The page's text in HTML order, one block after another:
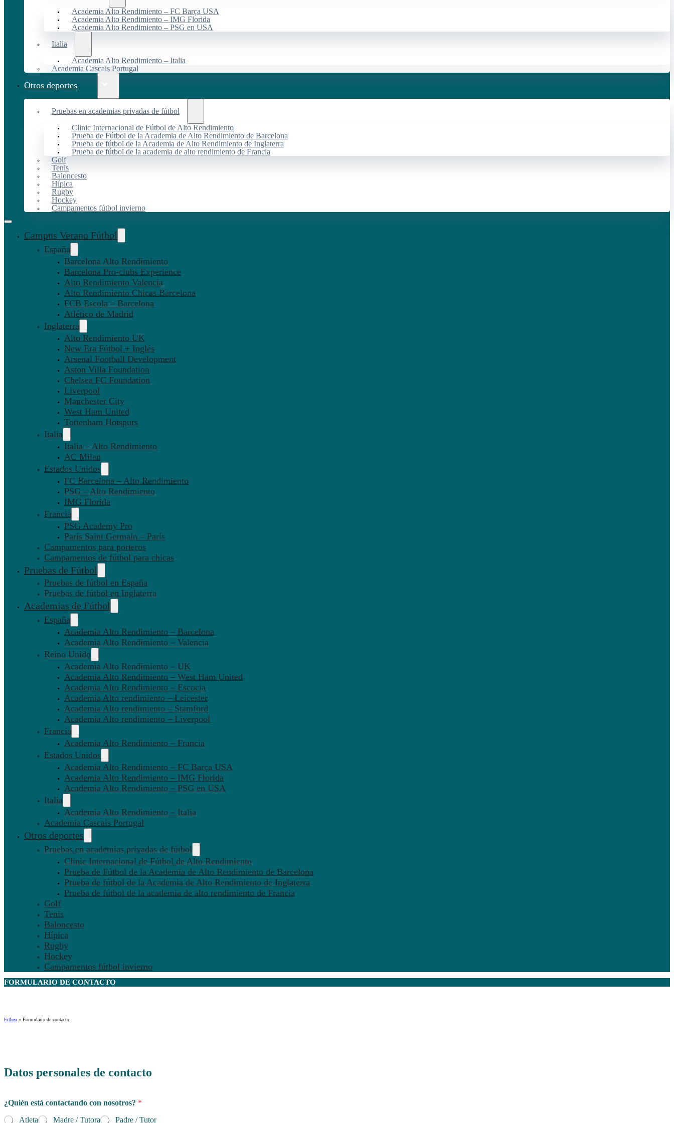
Academia Alto Rendimiento – FC Barça USA
Academia Alto Rendimiento – IMG Florida
Academia Alto Rendimiento – PSG en USA
Italia
Academia Alto Rendimiento – Italia
Academia Cascais Portugal
Otros deportes
Pruebas en academias privadas de fútbol
Clinic Internacional de Fútbol de Alto Rendimiento
Prueba de Fútbol de la Academia de Alto Rendimiento de Barcelona
Prueba de fútbol de la Academia de Alto Rendimiento de Inglaterra
Prueba de fútbol de la academia de alto rendimiento de Francia
Golf
Tenis
Baloncesto
Hípica
Rugby
Hockey
Campamentos fútbol invierno
Campus Verano Fútbol
España
Barcelona Alto Rendimiento
Barcelona Pro-clubs Experience
Alto Rendimiento Valencia
Alto Rendimiento Chicas Barcelona
FCB Escola – Barcelona
Atlético de Madrid
Inglaterra
Alto Rendimiento UK
New Era Fútbol + Inglés
Arsenal Football Development
Aston Villa Foundation
Chelsea FC Foundation
Liverpool
Manchester City
West Ham United
Tottenham Hotspurs
Italia
Italia – Alto Rendimiento
AC Milan
Estados Unidos
FC Barcelona – Alto Rendimiento
PSG – Alto Rendimiento
IMG Florida
Francia
PSG Academy Pro
París Saint Germain – París
Campamentos para porteros
Campamentos de fútbol para chicas
Pruebas de Fútbol
Pruebas de fútbol en España
Pruebas de fútbol en Inglaterra
Academias de Fútbol
España
Academia Alto Rendimiento – Barcelona
Academia Alto Rendimiento – Valencia
Reino Unido
Academia Alto Rendimiento – UK
Academia Alto Rendimiento – West Ham United
Academia Alto Rendimiento – Escocia
Academia Alto rendimiento – Leicester
Academia Alto rendimiento – Stamford
Academia Alto rendimiento – Liverpool
Francia
Academia Alto Rendimiento – Francia
Estados Unidos
Academia Alto Rendimiento – FC Barça USA
Academia Alto Rendimiento – IMG Florida
Academia Alto Rendimiento – PSG en USA
Italia
Academia Alto Rendimiento – Italia
Academia Cascais Portugal
Otros deportes
Pruebas en academias privadas de fútbol
Clinic Internacional de Fútbol de Alto Rendimiento
Prueba de Fútbol de la Academia de Alto Rendimiento de Barcelona
Prueba de fútbol de la Academia de Alto Rendimiento de Inglaterra
Prueba de fútbol de la academia de alto rendimiento de Francia
Golf
Tenis
Baloncesto
Hípica
Rugby
Hockey
Campamentos fútbol invierno
FORMULARIO DE CONTACTO
Ertheo » Formulario de contacto
Datos personales de contacto
¿Quién está contactando con nosotros? *
Atleta
Madre / Tutora Padre / Tutor